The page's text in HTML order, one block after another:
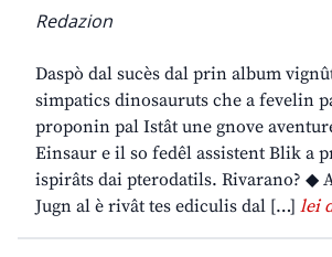
Redazion
Daspò dal sucès dal prin album
simpatics dinosauruts che a fevelin
proponin pal Istât une gnove
Einsaur e il so fedêl assistent Blik a
ispirâts dai pterodatils. Rivarano? ◆
Jugn al è rivât tes ediculis dal […] lei